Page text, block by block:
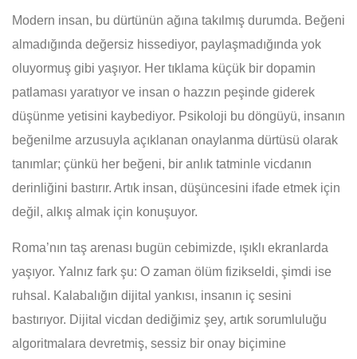
Modern insan, bu dürtünün ağına takılmış durumda. Beğeni
almadığında değersiz hissediyor, paylaşmadığında yok
oluyormuş gibi yaşıyor. Her tıklama küçük bir dopamin
patlaması yaratıyor ve insan o hazzın peşinde giderek
düşünme yetisini kaybediyor. Psikoloji bu döngüyü, insanın
beğenilme arzusuyla açıklanan onaylanma dürtüsü olarak
tanımlar; çünkü her beğeni, bir anlık tatminle vicdanın
derinliğini bastırır. Artık insan, düşüncesini ifade etmek için
değil, alkış almak için konuşuyor.
Roma’nın taş arenası bugün cebimizde, ışıklı ekranlarda
yaşıyor. Yalnız fark şu: O zaman ölüm fizikseldi, şimdi ise
ruhsal. Kalabalığın dijital yankısı, insanın iç sesini
bastırıyor. Dijital vicdan dediğimiz şey, artık sorumluluğu
algoritmalara devretmiş, sessiz bir onay biçimine